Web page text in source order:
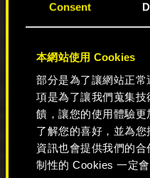
Consent
本網站使用 Cookies
部分是為了讓網站正
項是為了讓我們蒐集
饋，讓您的使用體驗
了解您的喜好，並為
資訊也會提供我們的
制性的 Cookies 一定會
標的問題。
「囚鳥」：修
「火種」：修
部分武器變成
「車馬費」：
心酒店的大手
玩家無法與其
「獵車」：修
成的問題。
「不生不滅」